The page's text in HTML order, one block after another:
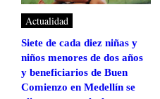
Actualidad
Siete de cada diez niñas y
niños menores de dos años
y beneficiarios de Buen
Comienzo en Medellín se